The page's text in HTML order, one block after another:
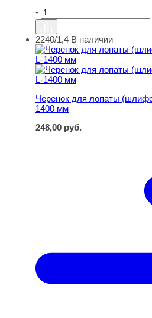
-
Черенок для лопаты
2240/1,4 В наличии
Черенок для лопаты
1400 мм
248,00 руб.